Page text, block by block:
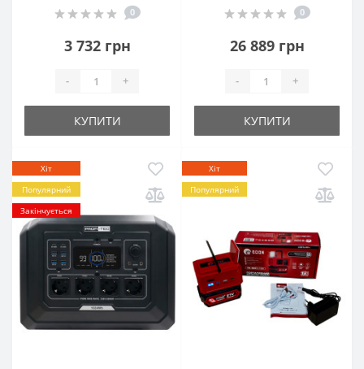
0
3 732 грн
- +
КУПИТИ
0
26 889 грн
- +
КУПИТИ
Хіт
Популярний
Закінчується
Хіт
Популярний